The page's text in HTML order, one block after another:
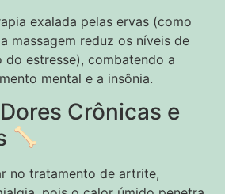
exalada pelas ervas (como
massagem reduz os níveis de
do estresse), combatendo a
mental e a insônia.
Crônicas e
no tratamento de artrite,